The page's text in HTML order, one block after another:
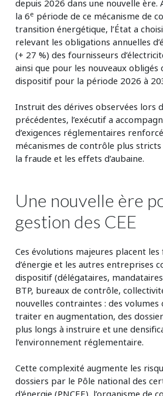
depuis 2026 dans une nouvelle ère.
la 6e période de ce mécanisme de
transition énergétique, l’État a
relevant les obligations annuelles
(+ 27 %) des fournisseurs
ainsi que pour les nouveaux obligés
dispositif pour la période 2026 à
Instruit des dérives observées lors
précédentes, l’exécutif a
d’exigences réglementaires
mécanismes de contrôle plus
la fraude et les effets d’aubaine.
Une nouvelle ère
gestion des CEE
Ces évolutions majeures placent
d’énergie et les autres entreprises
dispositif (délégataires,
BTP, bureaux de contrôle,
nouvelles contraintes : des volumes
traiter en augmentation, des
plus longs à instruire et une
l’environnement réglementaire.
Cette complexité augmente les
dossiers par le Pôle national des